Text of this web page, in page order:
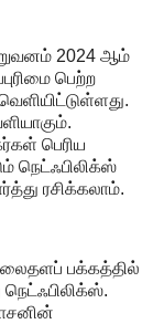
2024 ஆம்
பெற்ற
பெரிய
நெட்ஃபிலிக்ஸ்
ரசிக்கலாம்.
பக்கத்தில்
நெட்ஃபிலிக்ஸ்.